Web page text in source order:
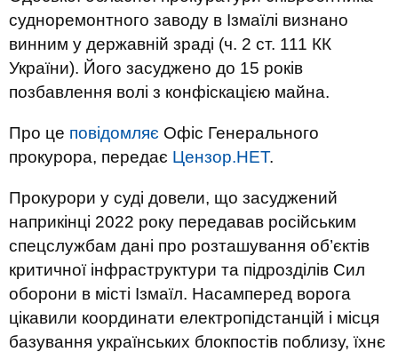
судноремонтного заводу в Ізмаїлі визнано
винним у державній зраді (ч. 2 ст. 111 КК
України). Його засуджено до 15 років
позбавлення волі з конфіскацією майна.
Про це повідомляє Офіс Генерального
прокурора, передає Цензор.НЕТ.
Прокурори у суді довели, що засуджений
наприкінці 2022 року передавав російським
спецслужбам дані про розташування об’єктів
критичної інфраструктури та підрозділів Сил
оборони в місті Ізмаїл. Насамперед ворога
цікавили координати електропідстанцій і місця
базування українських блокпостів поблизу, їхнє